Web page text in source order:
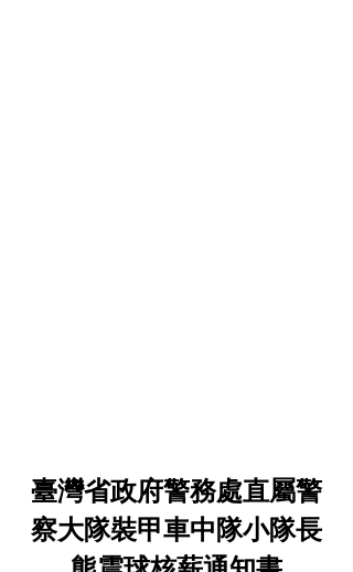
臺灣省政府警務處直屬警
察大隊裝甲車中隊小隊長